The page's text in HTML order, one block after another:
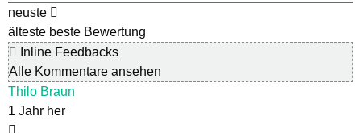
neuste
älteste beste Bewertung
Inline Feedbacks
Alle Kommentare ansehen
Thilo Braun
1 Jahr her